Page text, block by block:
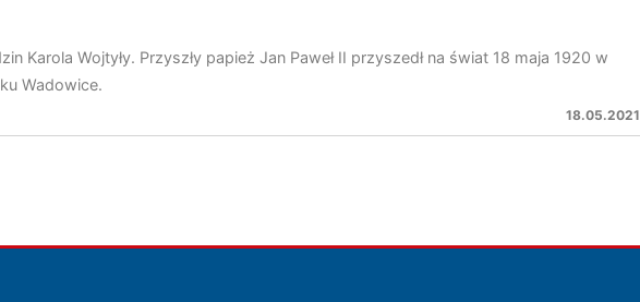
Karola Wojtyły. Przyszły papież Jan Paweł II przyszedł na świat 18 maja 1920 w
Wadowice.
18.05.2021